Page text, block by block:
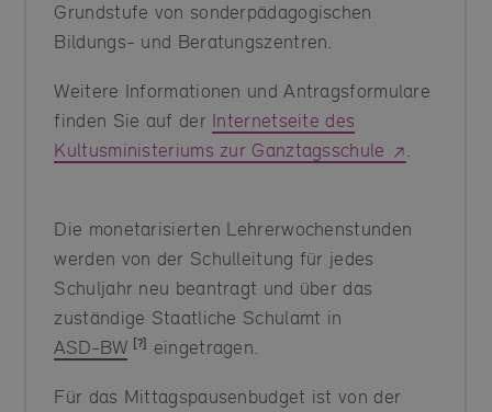
Grundstufe von sonderpädagogischen
Bildungs- und Beratungszentren.
Weitere Informationen und Antragsformulare
finden Sie auf der Internetseite des
Kultusministeriums zur Ganztagsschule
.
Die monetarisierten Lehrerwochenstunden
werden von der Schulleitung für jedes
Schuljahr neu beantragt und über das
zuständige Staatliche Schulamt in
ASD-BW
eingetragen.
Für das Mittagspausenbudget ist von der